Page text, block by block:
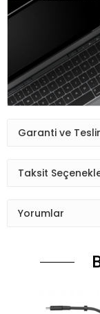
Garanti ve
Taksit
Yorumlar